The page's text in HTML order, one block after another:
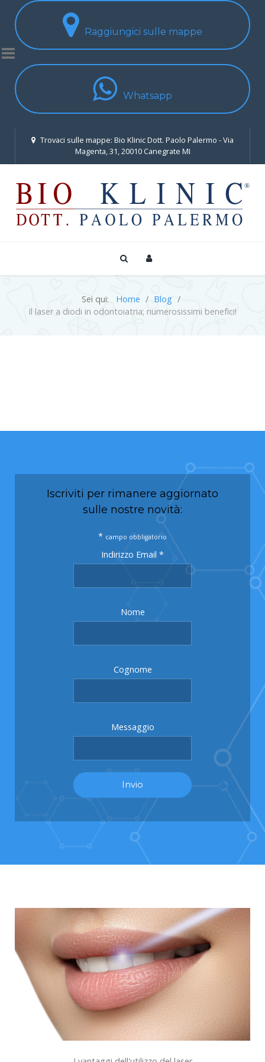
Raggiungici sulle mappe
Whatsapp
Trovaci sulle mappe: Bio Klinic Dott. Paolo Palermo - Via
Magenta, 31, 20010 Canegrate MI
Sei qui: Home
Blog
Il laser a diodi in odontoiatria; numerosissimi benefici!
Iscriviti per rimanere aggiornato
sulle nostre novità:
* campo obbligatorio
Indirizzo Email *
Nome
Cognome
Messaggio